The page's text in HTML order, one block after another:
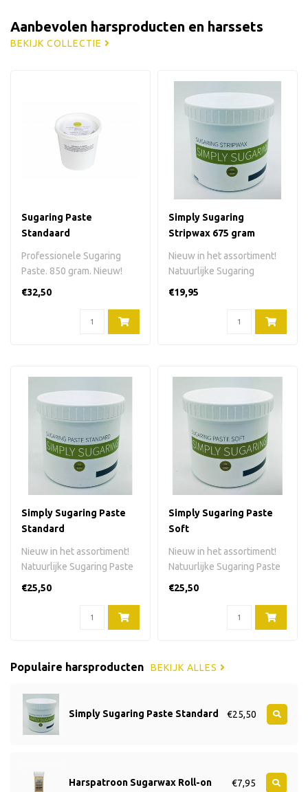
Aanbevolen harsproducten en harssets
BEKIJK COLLECTIE
Sugaring Paste
Standaard
Professionele Sugaring
Paste. 850 gram. Nieuw!
natuurlij..
€32,50
Simply Sugaring
Stripwax 675 gram
Nieuw in het assortiment!
Natuurlijke Sugaring
Zonder h..
€19,95
Simply Sugaring Paste
Standard
Nieuw in het assortiment!
Natuurlijke Sugaring Paste
€25,50
Simply Sugaring Paste
Soft
Nieuw in het assortiment!
Natuurlijke Sugaring Paste
€25,50
Populaire harsproducten BEKIJK ALLES
Simply Sugaring Paste Standard €25,50
Harspatroon Sugarwax Roll-on €7,95